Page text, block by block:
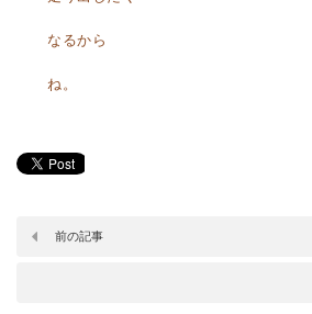
なるから
ね。
前の記事